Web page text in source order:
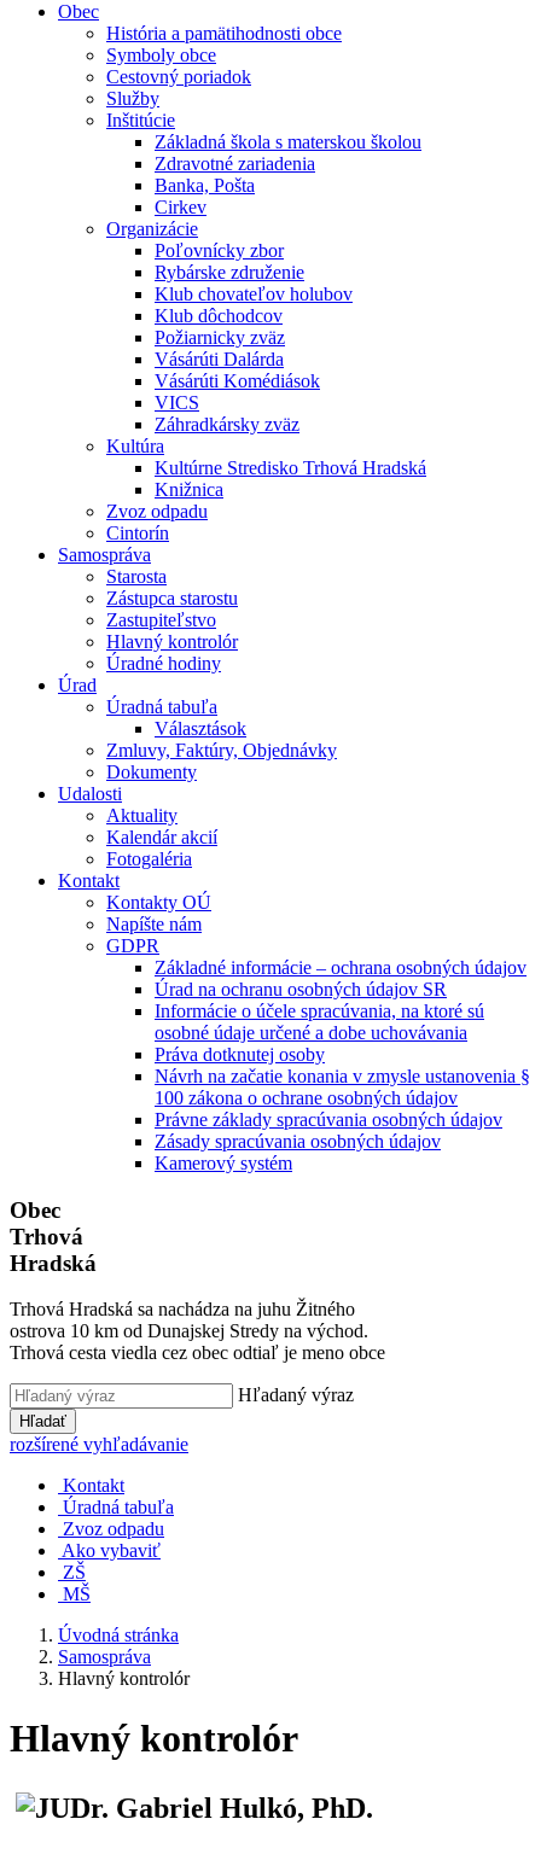
Obec
História a pamätihodnosti obce
Symboly obce
Cestovný poriadok
Služby
Inštitúcie
Základná škola s materskou školou
Zdravotné zariadenia
Banka, Pošta
Cirkev
Organizácie
Poľovnícky zbor
Rybárske združenie
Klub chovateľov holubov
Klub dôchodcov
Požiarnicky zväz
Vásárúti Dalárda
Vásárúti Komédiások
VICS
Záhradkársky zväz
Kultúra
Kultúrne Stredisko Trhová Hradská
Knižnica
Zvoz odpadu
Cintorín
Samospráva
Starosta
Zástupca starostu
Zastupiteľstvo
Hlavný kontrolór
Úradné hodiny
Úrad
Úradná tabuľa
Választások
Zmluvy, Faktúry, Objednávky
Dokumenty
Udalosti
Aktuality
Kalendár akcií
Fotogaléria
Kontakt
Kontakty OÚ
Napíšte nám
GDPR
Základné informácie – ochrana osobných údajov
Úrad na ochranu osobných údajov SR
Informácie o účele spracúvania, na ktoré sú
osobné údaje určené a dobe uchovávania
Práva dotknutej osoby
Návrh na začatie konania v zmysle ustanovenia §
100 zákona o ochrane osobných údajov
Právne základy spracúvania osobných údajov
Zásady spracúvania osobných údajov
Kamerový systém
Obec
Trhová
Hradská
Trhová Hradská sa nachádza na juhu Žitného
ostrova 10 km od Dunajskej Stredy na východ.
Trhová cesta viedla cez obec odtiaľ je meno obce
Hľadaný výraz
Hľadať
rozšírené vyhľadávanie
Kontakt
Úradná tabuľa
Zvoz odpadu
Ako vybaviť
ZŠ
MŠ
Úvodná stránka
Samospráva
Hlavný kontrolór
Hlavný kontrolór